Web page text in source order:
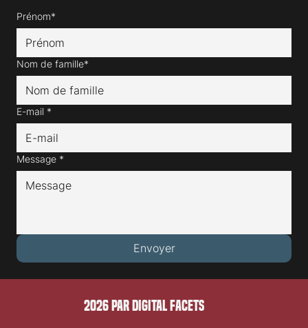
Prénom*
Nom de famille*
E-mail *
Message *
Envoyer
2026 PAR DIGITAL FACETS